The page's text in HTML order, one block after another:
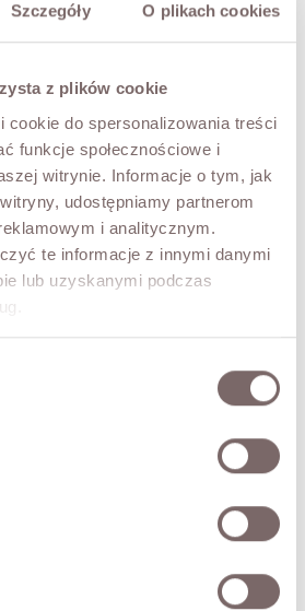
Szczegóły O plikach cookies
z plików cookie
cookie do spersonalizowania treści
funkcje społecznościowe i
witrynie. Informacje o tym, jak
udostępniamy partnerom
i analitycznym.
te informacje z innymi danymi
lub uzyskanymi podczas
pięknie układa się na sylwetce,
i wyrafinowanego
delikatnie dopasować fason do
detale oraz gładka
komfort noszenia i wyjątkową
propozycja zarówno do jeansów,
jak i eleganckich spodni, tworząc
co dzień i na wyjątkowe okazje.
wzrostu i prezentuje rozmiar M.